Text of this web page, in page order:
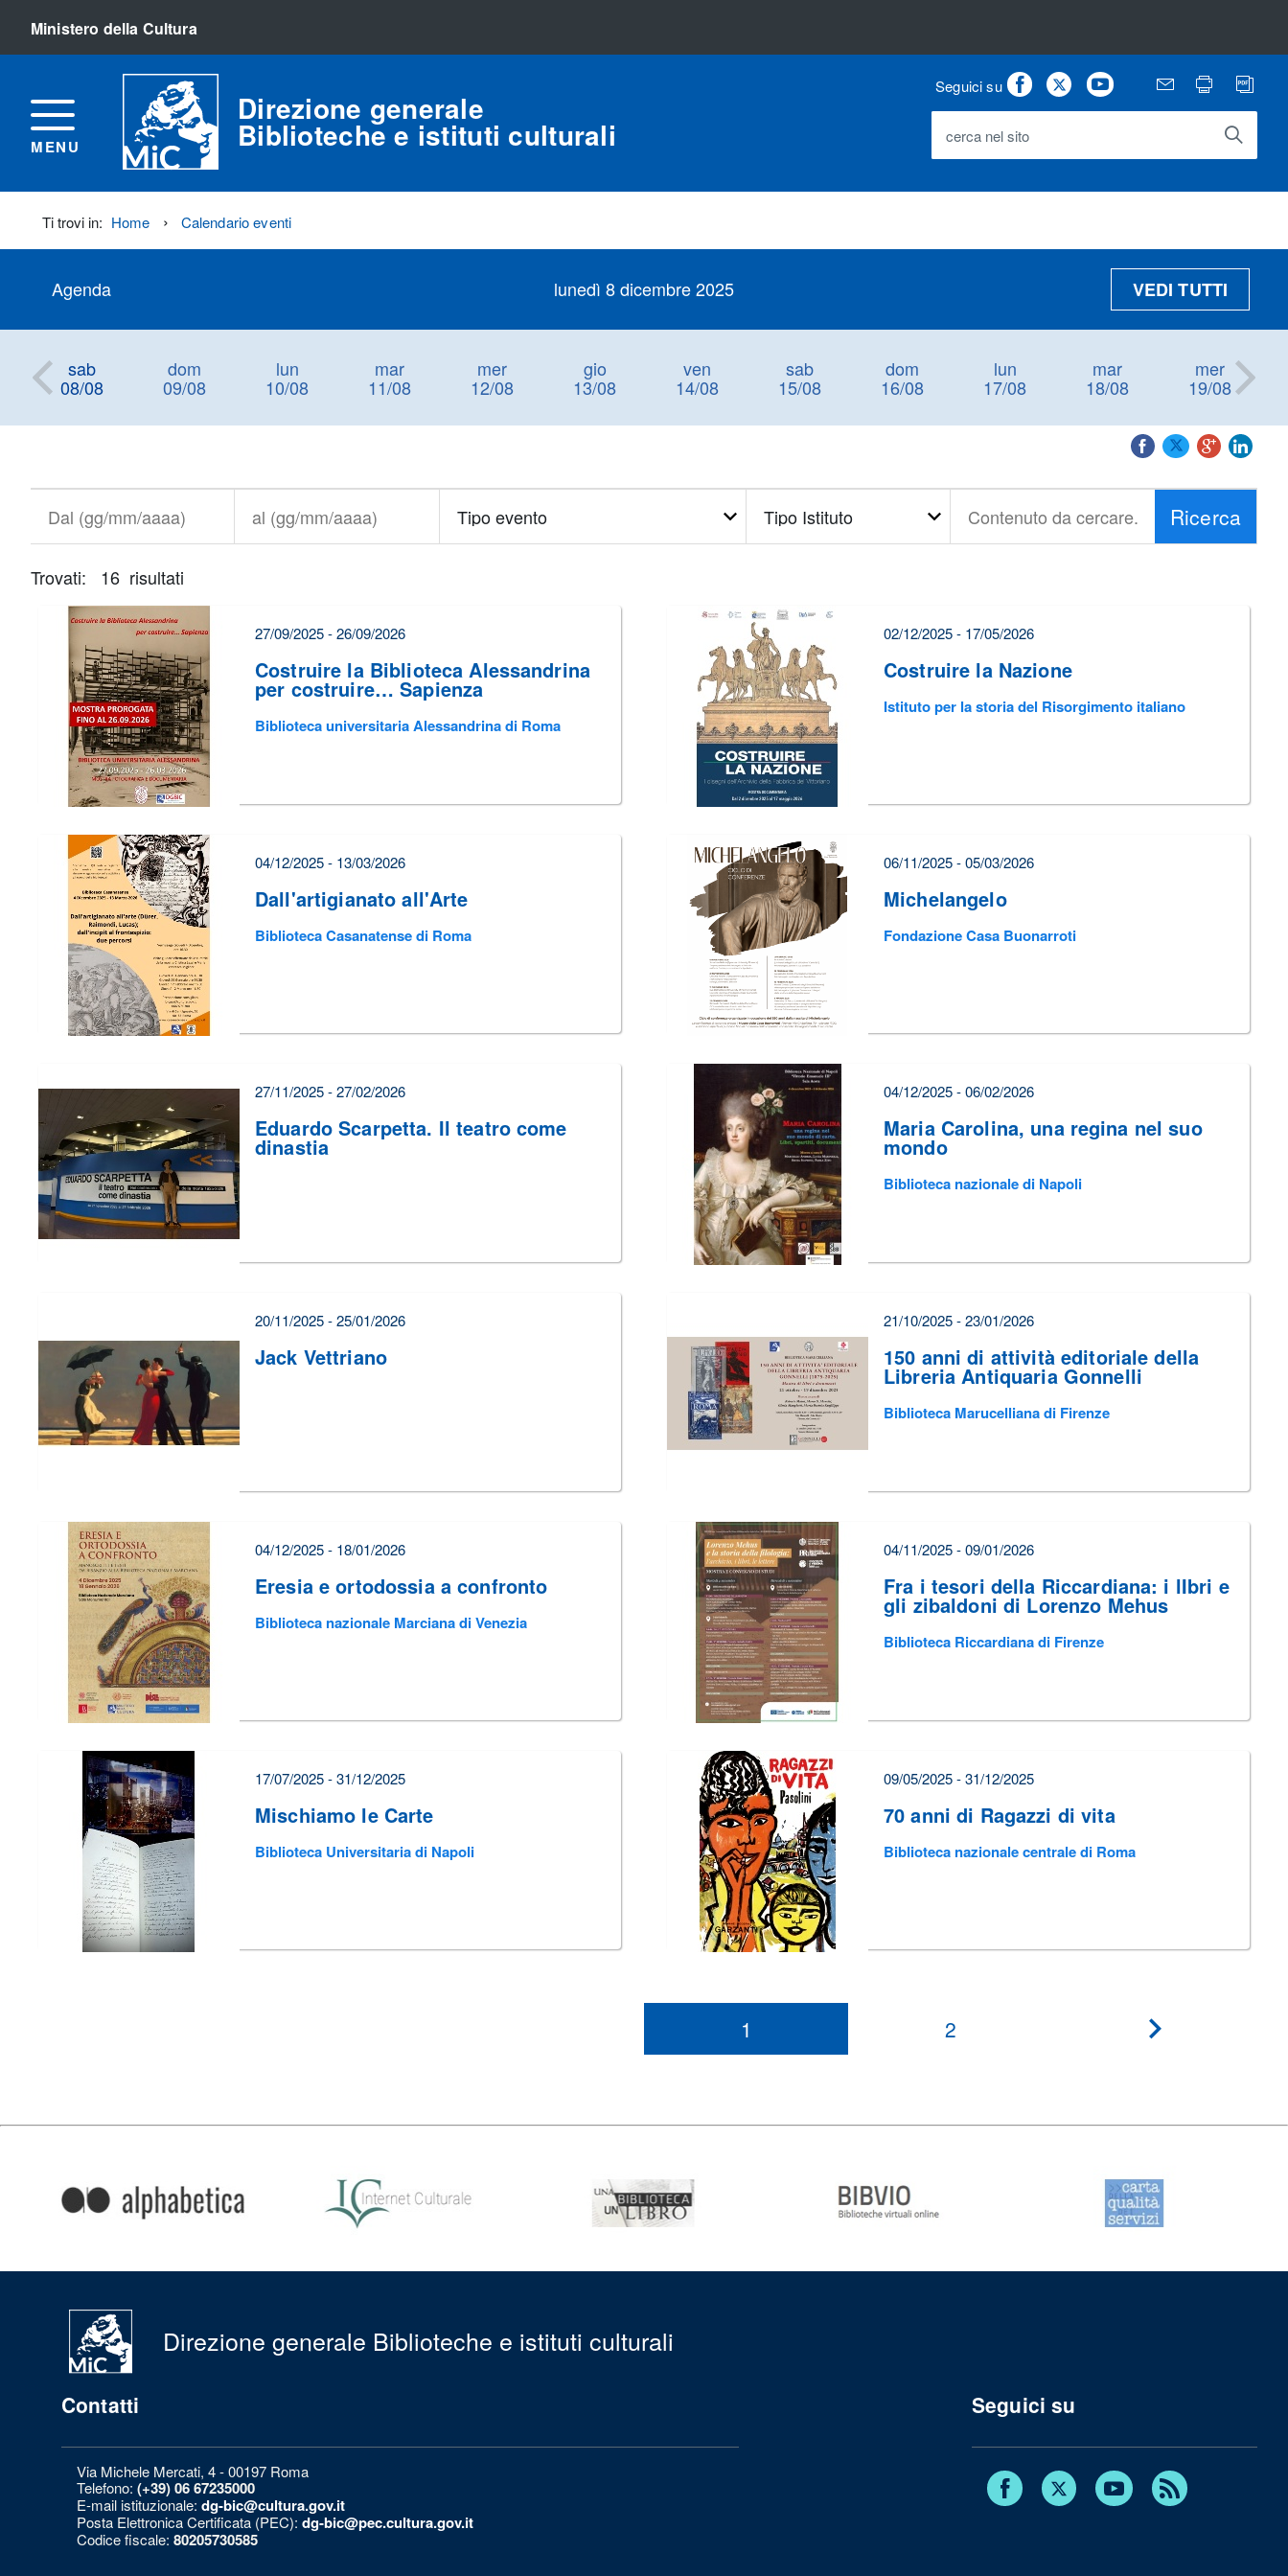
Ministero della Cultura
MENU
Direzione generale
Biblioteche e istituti culturali
Seguici su Facebook
TwitterYoutube Email Stampa
cerca nel sito
Ti trovi in: Home Calendario eventi
Agenda lunedì 8 dicembre 2025 VEDI TUTTI
sab
08/08
dom
09/08
lun
10/08
mar
11/08
mer
12/08
gio
13/08
ven
14/08
sab
15/08
dom
16/08
lun
17/08
mar
18/08
mer
19/08
Dal
(gg/mm/aaaa)
al
Tipo
evento
Tipo
Istituto
Contenuto
da
Ricerca
È
necessario
correggere
alcuni
errori
prima
poter
inviare
Trovati: 16 risultati
27/09/2025 - 26/09/2026
Costruire la Biblioteca Alessandrina
per costruire… Sapienza
Biblioteca universitaria Alessandrina di Roma
02/12/2025 - 17/05/2026
Costruire la Nazione
Istituto per la storia del Risorgimento italiano
04/12/2025 - 13/03/2026
Dall'artigianato all'Arte
Biblioteca Casanatense di Roma
06/11/2025 - 05/03/2026
Michelangelo
Fondazione Casa Buonarroti
27/11/2025 - 27/02/2026
Eduardo Scarpetta. Il teatro come
dinastia
04/12/2025 - 06/02/2026
Maria Carolina, una regina nel suo
mondo
Biblioteca nazionale di Napoli
20/11/2025 - 25/01/2026
Jack Vettriano
21/10/2025 - 23/01/2026
150 anni di attività editoriale della
Libreria Antiquaria Gonnelli
Biblioteca Marucelliana di Firenze
04/12/2025 - 18/01/2026
Eresia e ortodossia a confronto
Biblioteca nazionale Marciana di Venezia
04/11/2025 - 09/01/2026
Fra i tesori della Riccardiana: i lIbri e
gli zibaldoni di Lorenzo Mehus
Biblioteca Riccardiana di Firenze
17/07/2025 - 31/12/2025
Mischiamo le Carte
Biblioteca Universitaria di Napoli
09/05/2025 - 31/12/2025
70 anni di Ragazzi di vita
Biblioteca nazionale centrale di Roma
1 2
Direzione generale Biblioteche e istituti culturali
Contatti
Via Michele Mercati, 4 - 00197 Roma
Telefono: (+39) 06 67235000
E-mail istituzionale: dg-bic@cultura.gov.it
Posta Elettronica Certificata (PEC): dg-bic@pec.cultura.gov.it
Codice fiscale: 80205730585
Seguici su
Facebook Twitter Youtube